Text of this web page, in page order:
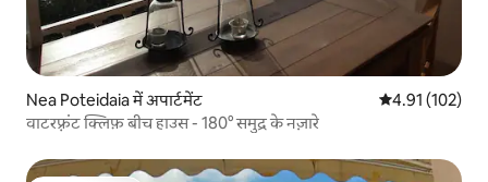
Nea Poteidaia में अपार्टमेंट औसत रेटिंग 5 में से
4.91 (102)
वाटरफ़्रंट क्लिफ़ बीच हाउस - 180° समुद्र के नज़ारे